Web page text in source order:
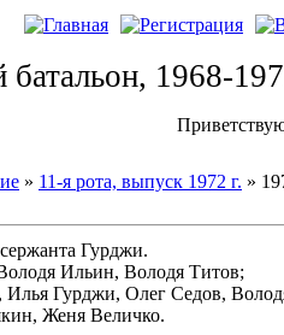
1968-
» 11-я рота, выпуск 1972 г. »
Гурджи.
Ильин, Володя Титов;
Илья Гурджи, Олег Седов,
Женя Величко.